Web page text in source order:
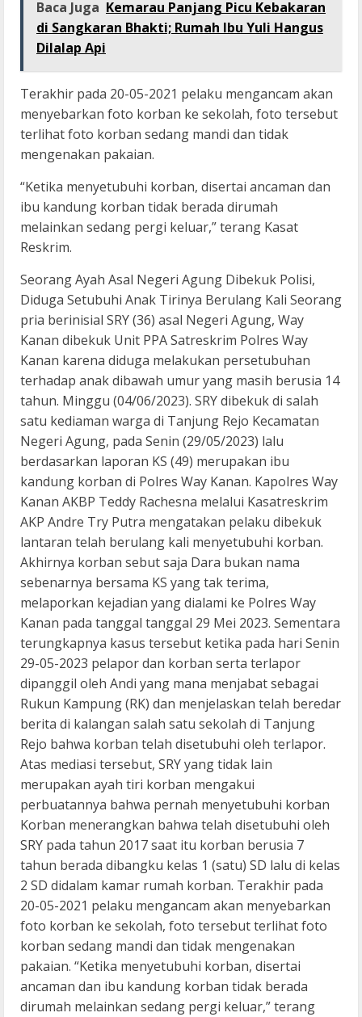
Baca Juga Kemarau Panjang Picu Kebakaran
di Sangkaran Bhakti; Rumah Ibu Yuli Hangus
Dilalap Api
Terakhir pada 20-05-2021 pelaku mengancam akan
menyebarkan foto korban ke sekolah, foto tersebut
terlihat foto korban sedang mandi dan tidak
mengenakan pakaian.
“Ketika menyetubuhi korban, disertai ancaman dan
ibu kandung korban tidak berada dirumah
melainkan sedang pergi keluar,” terang Kasat
Reskrim.
Seorang Ayah Asal Negeri Agung Dibekuk Polisi,
Diduga Setubuhi Anak Tirinya Berulang Kali Seorang
pria berinisial SRY (36) asal Negeri Agung, Way
Kanan dibekuk Unit PPA Satreskrim Polres Way
Kanan karena diduga melakukan persetubuhan
terhadap anak dibawah umur yang masih berusia 14
tahun. Minggu (04/06/2023). SRY dibekuk di salah
satu kediaman warga di Tanjung Rejo Kecamatan
Negeri Agung, pada Senin (29/05/2023) lalu
berdasarkan laporan KS (49) merupakan ibu
kandung korban di Polres Way Kanan. Kapolres Way
Kanan AKBP Teddy Rachesna melalui Kasatreskrim
AKP Andre Try Putra mengatakan pelaku dibekuk
lantaran telah berulang kali menyetubuhi korban.
Akhirnya korban sebut saja Dara bukan nama
sebenarnya bersama KS yang tak terima,
melaporkan kejadian yang dialami ke Polres Way
Kanan pada tanggal tanggal 29 Mei 2023. Sementara
terungkapnya kasus tersebut ketika pada hari Senin
29-05-2023 pelapor dan korban serta terlapor
dipanggil oleh Andi yang mana menjabat sebagai
Rukun Kampung (RK) dan menjelaskan telah beredar
berita di kalangan salah satu sekolah di Tanjung
Rejo bahwa korban telah disetubuhi oleh terlapor.
Atas mediasi tersebut, SRY yang tidak lain
merupakan ayah tiri korban mengakui
perbuatannya bahwa pernah menyetubuhi korban
Korban menerangkan bahwa telah disetubuhi oleh
SRY pada tahun 2017 saat itu korban berusia 7
tahun berada dibangku kelas 1 (satu) SD lalu di kelas
2 SD didalam kamar rumah korban. Terakhir pada
20-05-2021 pelaku mengancam akan menyebarkan
foto korban ke sekolah, foto tersebut terlihat foto
korban sedang mandi dan tidak mengenakan
pakaian. “Ketika menyetubuhi korban, disertai
ancaman dan ibu kandung korban tidak berada
dirumah melainkan sedang pergi keluar,” terang